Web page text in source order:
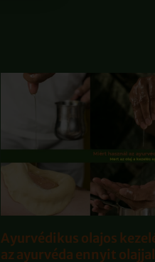
Ayurvédikus olajos
az ayurvéda ennyit